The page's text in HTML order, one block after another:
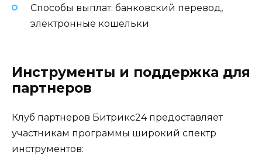
Способы выплат: банковский перевод,
электронные кошельки
Инструменты и поддержка для
партнеров
Клуб партнеров Битрикс24 предоставляет
участникам программы широкий спектр
инструментов: